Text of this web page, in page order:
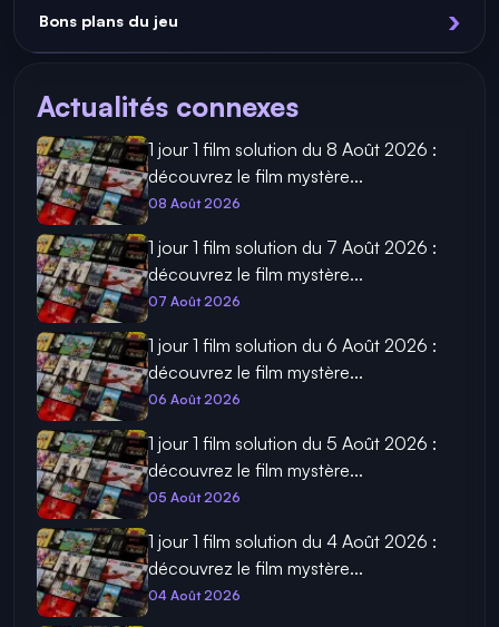
Bons plans du jeu
Actualités connexes
1 jour 1 film solution du 8 Août 2026 :
découvrez le film mystère...
08 Août 2026
1 jour 1 film solution du 7 Août 2026 :
découvrez le film mystère...
07 Août 2026
1 jour 1 film solution du 6 Août 2026 :
découvrez le film mystère...
06 Août 2026
1 jour 1 film solution du 5 Août 2026 :
découvrez le film mystère...
05 Août 2026
1 jour 1 film solution du 4 Août 2026 :
découvrez le film mystère...
04 Août 2026